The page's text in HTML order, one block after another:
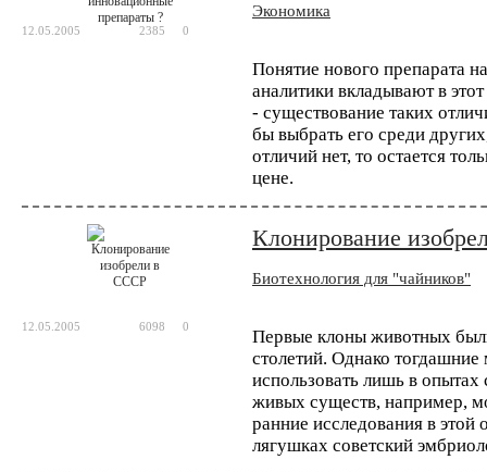
12.05.2005 2385 0
Экономика
Понятие нового препарата
аналитики вкладывают в
- существование таких
бы выбрать его среди
отличий нет, то остается
цене.
12.05.2005 6098 0
Клонирование
Биотехнология для "чайников"
Первые клоны животных
столетий. Однако
использовать лишь в
живых существ, например,
ранние исследования в
лягушках советский